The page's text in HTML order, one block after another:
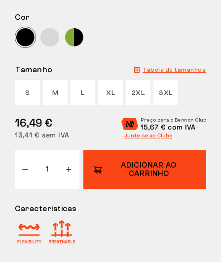
LOJA COM BISTRÔ
CONTACTO
DEVOLUÇÕES
Cor
Tamanho Tabela de tamanhos
S M L XL 2XL 3XL
16,49 €
13,41 € sem IVA
Preço para o Bennon Club
15,67 € com IVA
Junte-se ao Clube
ADICIONAR AO
CARRINHO
Características